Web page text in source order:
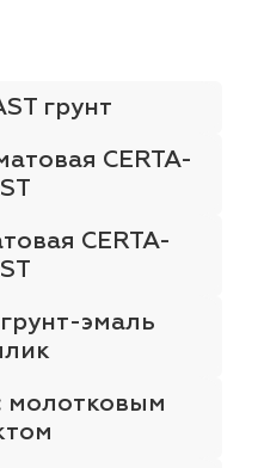
грунт
CERTA-
CERTA-
эмаль
молотковым